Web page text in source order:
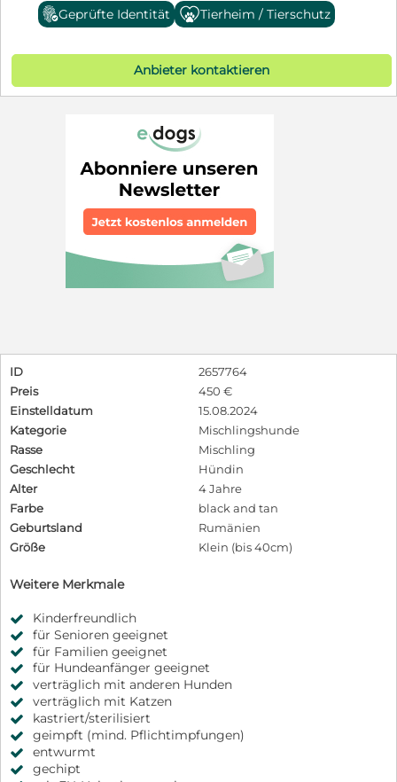
Geprüfte Identität
Tierheim / Tierschutz
Anbieter kontaktieren
ID
2657764
Preis
450 €
Einstelldatum
15.08.2024
Kategorie
Mischlingshunde
Rasse
Mischling
Geschlecht
Hündin
Alter
4 Jahre
Farbe
black and tan
Geburtsland
Rumänien
Größe
Klein (bis 40cm)
Weitere Merkmale
Kinderfreundlich
für Senioren geeignet
für Familien geeignet
für Hundeanfänger geeignet
verträglich mit anderen Hunden
verträglich mit Katzen
kastriert/sterilisiert
geimpft (mind. Pflichtimpfungen)
entwurmt
gechipt